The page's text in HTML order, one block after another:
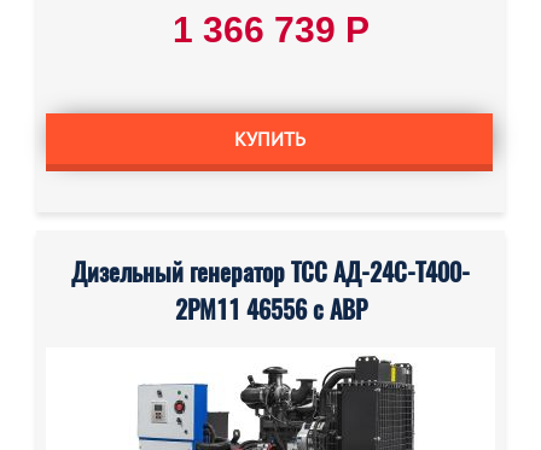
1 366 739 Р
КУПИТЬ
Дизельный генератор ТСС АД-24С-Т400-
2РМ11 46556 с АВР